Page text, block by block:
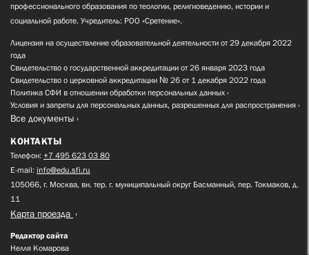
профессионального образования по теологии, религиоведению, истории и
социальной работе. Учредитель: РОО «Сретение».
Лицензия на осуществление образовательной деятельности от 29 декабря 2022
года
Свидетельство о государственной аккредитации от 26 января 2023 года
Свидетельство о церковной аккредитации № 26 от 1 декабря 2022 года
Политика СФИ в отношении обработки персональных данных
Условия и запреты для персональных данных, разрешенных для распространения
Все документы
КОНТАКТЫ
Телефон: +7 495 623 03 80
E-mail: info@edu.sfi.ru
105066, г. Москва, вн. тер. г. муниципальный округ Басманный, пер. Токмаков, д.
11
Карта проезда
Редактор сайта
Нелля Комарова